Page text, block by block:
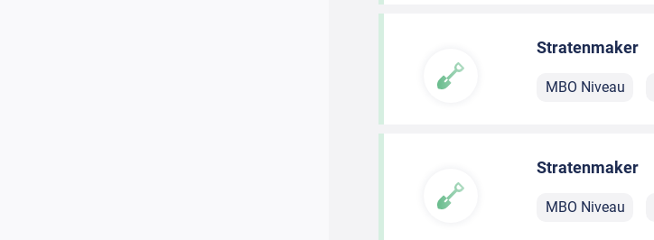
Stratenmaker
MBO Niveau
Stratenmaker
MBO Niveau